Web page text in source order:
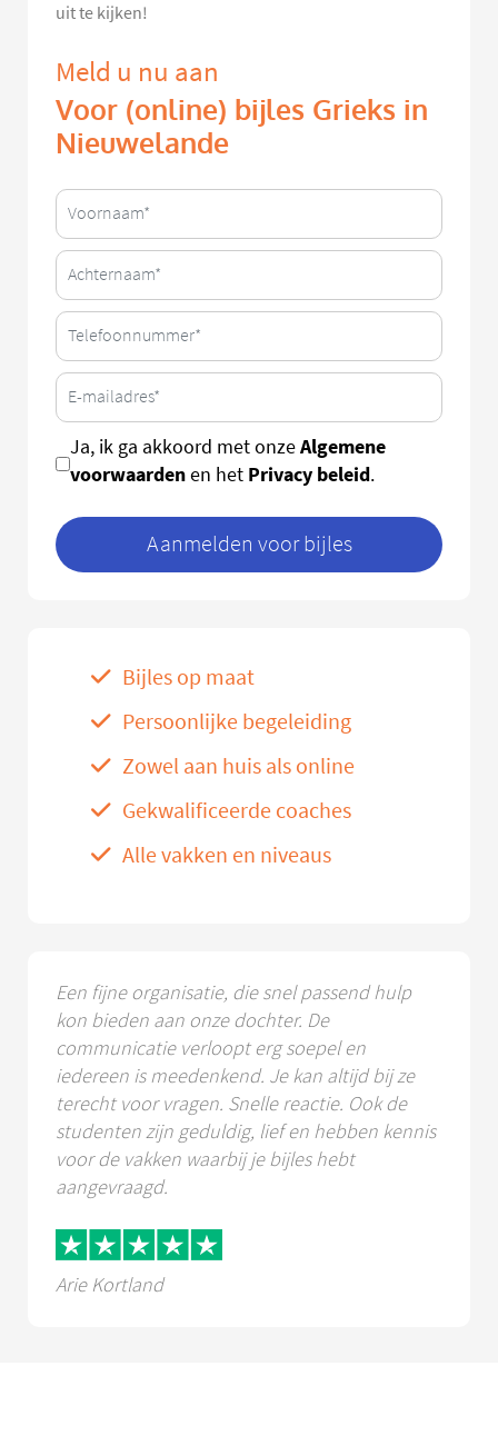
uit te kijken!
Meld u nu aan
Voor (online) bijles Grieks in
Nieuwelande
Ja, ik ga akkoord met onzeAlgemene
voorwaardenen het Privacy beleid.
Aanmelden voor bijles
Bijles op maat
Persoonlijke begeleiding
Zowel aan huis als online
Gekwalificeerde coaches
Alle vakken en niveaus
Een fijne organisatie, die snel passend hulp
kon bieden aan onze dochter. De
communicatie verloopt erg soepel en
iedereen is meedenkend. Je kan altijd bij ze
terecht voor vragen. Snelle reactie. Ook de
studenten zijn geduldig, lief en hebben kennis
voor de vakken waarbij je bijles hebt
aangevraagd.
Arie Kortland